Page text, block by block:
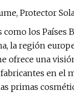
Protector
los Países
la región
ofrece una
en el
primas